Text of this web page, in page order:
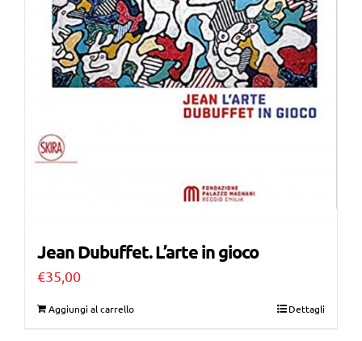
Jean Dubuffet. L’arte in gioco
€35,00
Aggiungi al carrello Dettagli